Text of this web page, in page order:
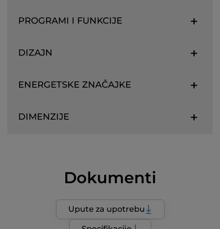
PROGRAMI I FUNKCIJE
DIZAJN
ENERGETSKE ZNAČAJKE
DIMENZIJE
Dokumenti
Upute za upotrebu